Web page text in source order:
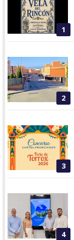
1
2
3
4